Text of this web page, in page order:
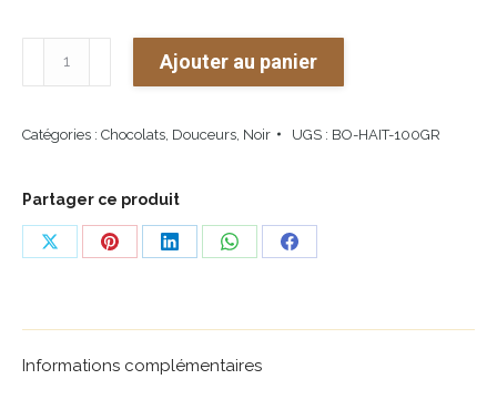
de
Bonnat
Haïti
Ajouter au panier
Catégories : Chocolats Douceurs Noir UGS : BO-HAIT-100GR
Partager ce produit
Share
Share
Share
Share
Share
Informations complémentaires